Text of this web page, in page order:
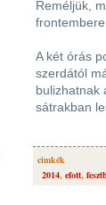
Reméljük,
frontembere.
A két órás
szerdától
bulizhatnak
sátrakban
cimkék
2014, efott,